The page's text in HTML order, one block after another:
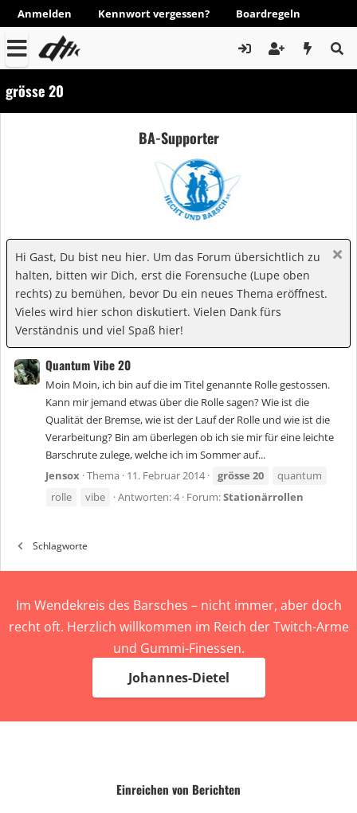
Anmelden Kennwort vergessen? Boardregeln
grösse 20
BA-Supporter
Hi Gast, Du bist neu hier. Um das Forum übersichtlich zu
halten, bitten wir Dich, erst die Forensuche (Lupe oben
rechts) zu bemühen, bevor Du ein neues Thema eröffnest.
Vieles wird hier schon diskutiert. Vielen Dank fürs
Verständnis und viel Spaß hier!
Quantum Vibe 20
Moin Moin, ich bin auf die im Titel genannte Rolle gestossen.
Kann mir jemand etwas über die Rolle sagen? Wie ist die
Qualität der Bremse, wie ist der Lauf der Rolle und wie ist die
Verarbeitung? Bin am überlegen ob ich sie mir für eine leichte
Barschrute zulege, welche ich im Sommer auf...
Jensox Thema 11. Februar 2014 grösse 20
quantum
rolle
vibe Antworten: 4 Forum:Stationärrollen
Schlagworte
Im Wendekreis des Barsches – nicht immer, aber doch
recht oft. Herzlich willkommen im Reich der Twitch-Arme
und Gummi-Finessen.
Johannes-Dietel
Einreichen von Berichten